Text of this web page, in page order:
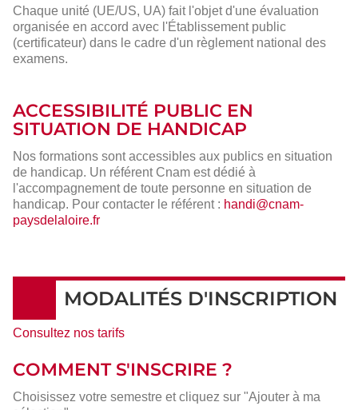
Chaque unité (UE/US, UA) fait l'objet d'une évaluation
organisée en accord avec l'Établissement public
(certificateur) dans le cadre d'un règlement national des
examens.
ACCESSIBILITÉ PUBLIC EN
SITUATION DE HANDICAP
Nos formations sont accessibles aux publics en situation
de handicap. Un référent Cnam est dédié à
l'accompagnement de toute personne en situation de
handicap. Pour contacter le référent : handi@cnam-
paysdelaloire.fr
MODALITÉS D'INSCRIPTION
Consultez nos tarifs
COMMENT S'INSCRIRE ?
Choisissez votre semestre et cliquez sur "Ajouter à ma